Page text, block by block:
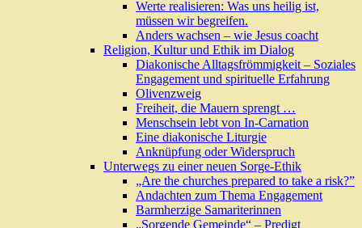
Werte realisieren: Was uns heilig ist,
müssen wir begreifen.
Anders wachsen – wie Jesus coacht
Religion, Kultur und Ethik im Dialog
Diakonische Alltagsfrömmigkeit – Soziales
Engagement und spirituelle Erfahrung
Olivenzweig
Freiheit, die Mauern sprengt …
Menschsein lebt von In-Carnation
Eine diakonische Liturgie
Anknüpfung oder Widerspruch
Unterwegs zu einer neuen Sorge-Ethik
„Are the churches prepared to take a risk?”
Andachten zum Thema Engagement
Barmherzige Samariterinnen
„Sorgende Gemeinde“ – Predigt